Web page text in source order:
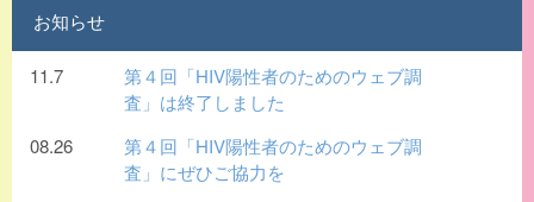
お知らせ
11.7
第４回「HIV陽性者のためのウェブ調
査」は終了しました
08.26
第４回「HIV陽性者のためのウェブ調
査」にぜひご協力を